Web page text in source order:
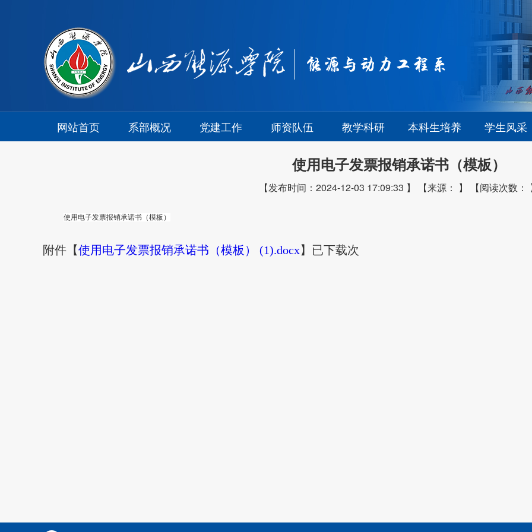
网站首页 系部概况 党建工作 师资队伍 教学科研 本科生培养 学生风采
使用电子发票报销承诺书（模板）
【发布时间：2024-12-03 17:09:33 】 【来源： 】 【阅读次数：
使用电子发票报销承诺书（模板）
附件【使用电子发票报销承诺书（模板） (1).docx】已下载次